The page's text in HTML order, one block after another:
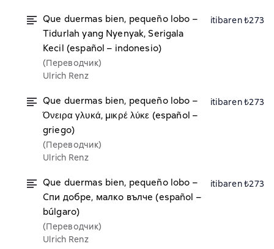
Que duermas bien, pequeño lobo –
Tidurlah yang Nyenyak, Serigala
Kecil (español – indonesio)
(Переводчик)
Ulrich Renz
itibaren ₺273
Que duermas bien, pequeño lobo –
Όνειρα γλυκά, μικρέ λύκε (español –
griego)
(Переводчик)
Ulrich Renz
itibaren ₺273
Que duermas bien, pequeño lobo –
Спи добре, малко вълче (español –
búlgaro)
(Переводчик)
Ulrich Renz
itibaren ₺273